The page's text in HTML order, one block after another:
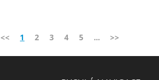
<< 1 2 3 4 5 ... >>